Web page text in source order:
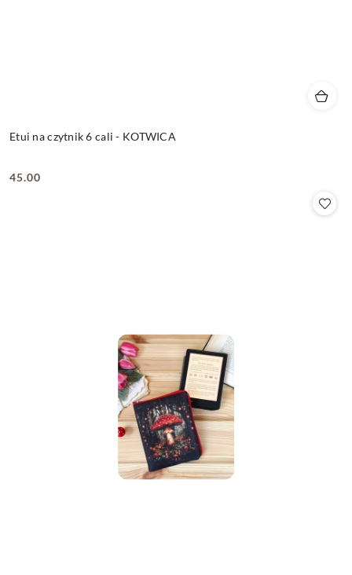
Etui na czytnik 6 cali - KOTWICA
Cena:
45.00